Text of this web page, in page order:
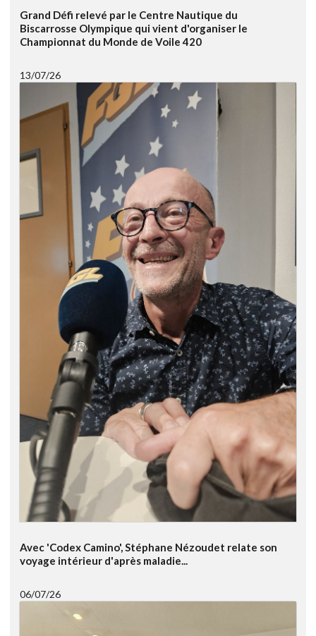
Grand Défi relevé par le Centre Nautique du
Biscarrosse Olympique qui vient d'organiser le
Championnat du Monde de Voile 420
13/07/26
Avec 'Codex Camino', Stéphane Nézoudet relate son
voyage intérieur d'après maladie...
06/07/26